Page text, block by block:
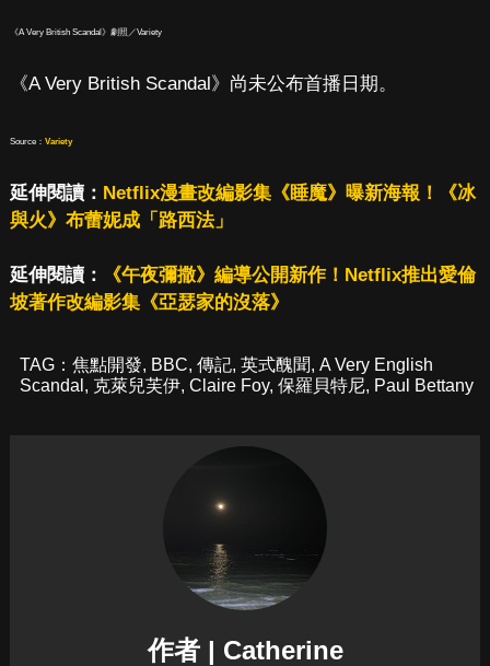
《A Very British Scandal》劇照／Variety
《A Very British Scandal》尚未公布首播日期。
Source： Variety
延伸閱讀： Netflix漫畫改編影集《睡魔》曝新海報！《冰
與火》布蕾妮成「路西法」
延伸閱讀：
《午夜彌撒》編導公開新作！Netflix推出愛倫
坡著作改編影集《亞瑟家的沒落》
TAG： 焦點開發, BBC, 傳記, 英式醜聞, A Very English
Scandal , 克萊兒芙伊, Claire Foy, 保羅貝特尼, Paul Bettany
作者 | Catherine